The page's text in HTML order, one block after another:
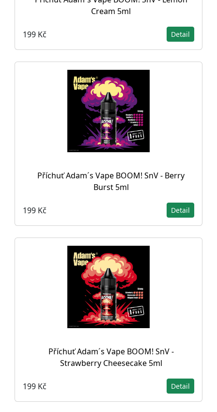
Cream 5ml
199 Kč Detail
Příchuť Adam´s Vape BOOM! SnV - Berry
Burst 5ml
199 Kč Detail
Příchuť Adam´s Vape BOOM! SnV -
Strawberry Cheesecake 5ml
199 Kč Detail